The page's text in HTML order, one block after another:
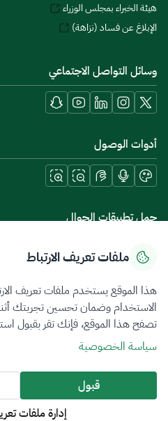
هيئة الخبراء بمجلس الوزراء
الإبلاغ عن فساد (نزاهة)
وسائل التواصل الاجتماعي
أدوات الوصول
حمل تطبيقات الجوال
سياسة الخصوصيةشروط الاستخدامخريطة
جميع الحقوق محفوظة 2026 © ZATCA.GOV.SA
تم تطويره وصيانته بواسطة هيئة الزكاة
آخر تحديث للموقع في
ملفات تعريف الارتباط
هذا الموقع يستخدم ملفات تعريف
الاستخدام وضمان تحسين تجربتك
تصفح هذا الموقع، فإنك تقر بقبول
سياسة الخصوصية
قبول
إدارة ملفات